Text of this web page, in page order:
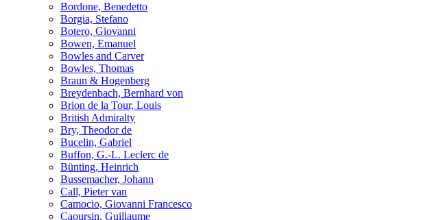
Bordone, Benedetto
Borgia, Stefano
Botero, Giovanni
Bowen, Emanuel
Bowles and Carver
Bowles, Thomas
Braun & Hogenberg
Breydenbach, Bernhard von
Brion de la Tour, Louis
British Admiralty
Bry, Theodor de
Bucelin, Gabriel
Buffon, G.-L. Leclerc de
Bünting, Heinrich
Bussemacher, Johann
Call, Pieter van
Camocio, Giovanni Francesco
Caoursin, Guillaume